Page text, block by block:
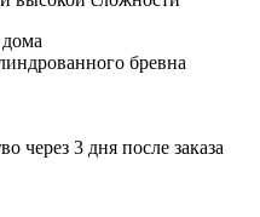
бревна
через 3 дня после заказа